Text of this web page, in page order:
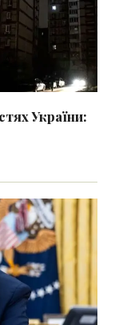
України: